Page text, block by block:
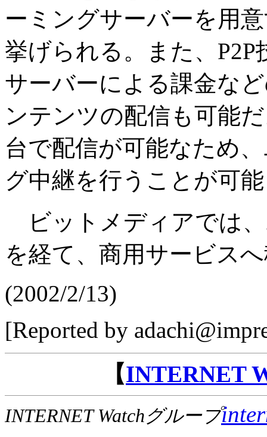
ーミングサーバーを用
挙げられる。また、
サーバーによる課金な
ンテンツの配信も可能
台で配信が可能なため
グ中継を行うことが可
ビットメディアでは
を経て、商用サービス
(2002/2/13)
[Reported by
【INTERNET
INTERNET Watchグループ